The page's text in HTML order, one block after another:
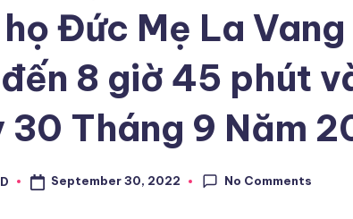
Đức Mẹ La
8 giờ 45 phút
30 Tháng 9 Năm
September 30, 2022 No Comments